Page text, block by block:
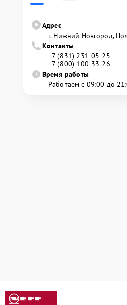
Адрес
г. Нижний Новгород,
Контакты
+7 (831) 231-05-25
+7 (800) 100-33-26
Время работы
Работаем с 09:00 до